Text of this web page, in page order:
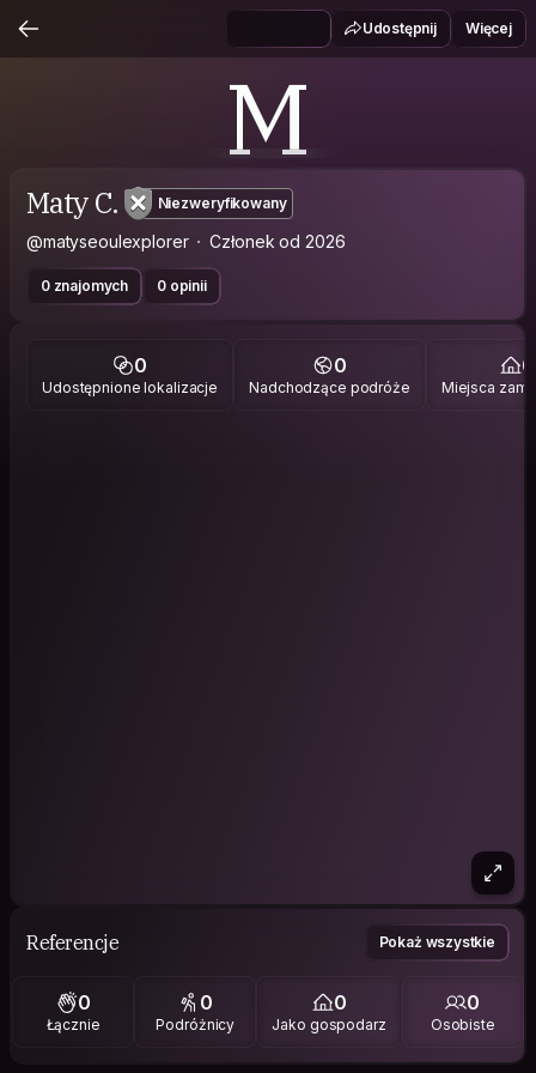
Udostępnij Więcej
M
Maty C. Niezweryfikowany
@matyseoulexplorer Członek od 2026
0 znajomych 0 opinii
0
Udostępnione lokalizacje
0
Nadchodzące podróże
0
Miejsca
Referencje Pokaż wszystkie
0
Łącznie
0
Podróżnicy
0
Jako gospodarz
0
Osobiste